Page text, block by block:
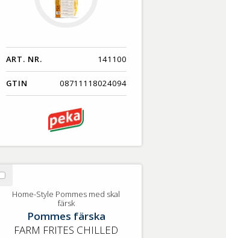
ART. NR. 141100
GTIN 08711118024094
Välj
Home-
Pommes
med
Home-Style Pommes med skal
färsk
Pommes färska
FARM FRITES CHILLED